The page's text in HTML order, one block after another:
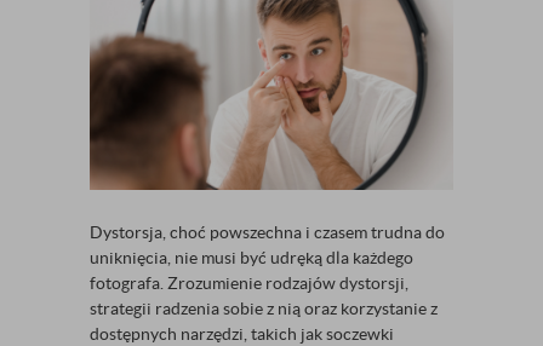
Dystorsja, choć powszechna i czasem trudna do
uniknięcia, nie musi być udręką dla każdego
fotografa. Zrozumienie rodzajów dystorsji,
strategii radzenia sobie z nią oraz korzystanie z
dostępnych narzędzi, takich jak soczewki